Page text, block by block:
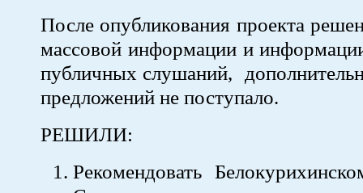
После опубликования проекта
массовой информации и
публичных слушаний,
предложений не поступало.
РЕШИЛИ:
Рекомендовать